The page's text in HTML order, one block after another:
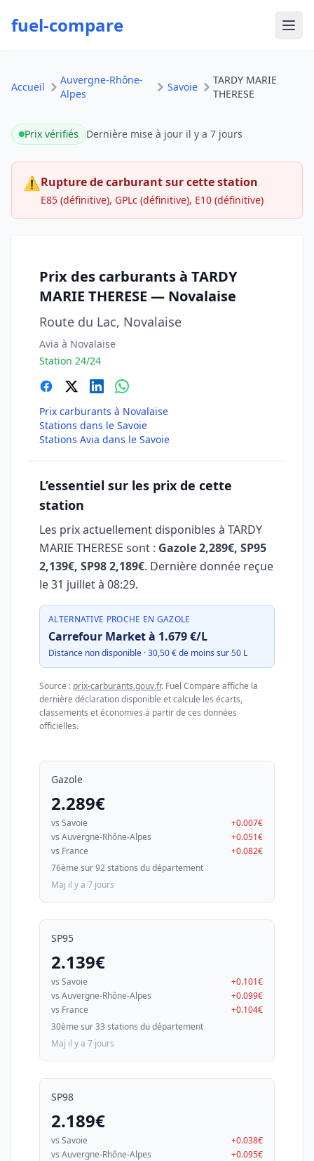
fuel-compare
Accueil
Auvergne-Rhône-
Alpes
Savoie
TARDY MARIE
THERESE
Prix vérifiés Dernière mise à jour il y a 7 jours
⚠Rupture de carburant sur cette station
E85 (définitive), GPLc (définitive), E10 (définitive)
Prix des carburants à TARDY
MARIE THERESE — Novalaise
Route du Lac, Novalaise
Avia à Novalaise
Station 24/24
Prix carburants à Novalaise
Stations dans le Savoie
Stations Avia dans le Savoie
L’essentiel sur les prix de cette
station
Les prix actuellement disponibles à TARDY
MARIE THERESE sont : Gazole 2,289€, SP95
2,139€, SP98 2,189€. Dernière donnée reçue
le31 juillet à 08:29.
ALTERNATIVE PROCHE EN GAZOLE
Carrefour Market à 1.679 €/L
Distance non disponible · 30,50 € de moins sur 50 L
Source : prix-carburants.gouv.fr. Fuel Compare affiche la
dernière déclaration disponible et calcule les écarts,
classements et économies à partir de ces données
officielles.
Gazole
2.289€
vs Savoie
+0.007€
vs Auvergne-Rhône-Alpes
+0.051€
vs France
+0.082€
76ème sur 92 stations du département
Maj il y a 7 jours
SP95
2.139€
vs Savoie
+0.101€
vs Auvergne-Rhône-Alpes
+0.099€
vs France
+0.104€
30ème sur 33 stations du département
Maj il y a 7 jours
SP98
2.189€
vs Savoie
+0.038€
vs Auvergne-Rhône-Alpes
+0.095€